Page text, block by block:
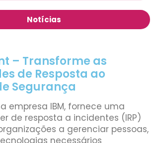
Notícias
– Transforme as
de Resposta ao
Segurança
empresa IBM, fornece uma
de resposta a incidentes (IRP)
a gerenciar pessoas,
necessários